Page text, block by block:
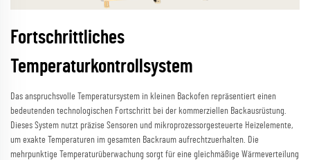
Fortschrittliches
Temperaturkontrollsystem
Das anspruchsvolle Temperatursystem in kleinen Backofen repräsentiert einen
bedeutenden technologischen Fortschritt bei der kommerziellen Backausrüstung.
Dieses System nutzt präzise Sensoren und mikroprozessorgesteuerte Heizelemente,
um exakte Temperaturen im gesamten Backraum aufrechtzuerhalten. Die
mehrpunktige Temperaturüberwachung sorgt für eine gleichmäßige Wärmeverteilung